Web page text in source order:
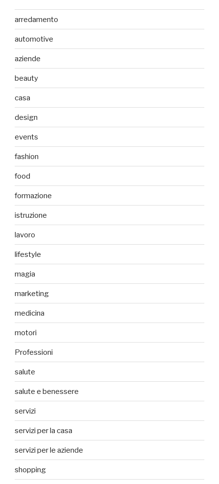
arredamento
automotive
aziende
beauty
casa
design
events
fashion
food
formazione
istruzione
lavoro
lifestyle
magia
marketing
medicina
motori
Professioni
salute
salute e benessere
servizi
servizi per la casa
servizi per le aziende
shopping